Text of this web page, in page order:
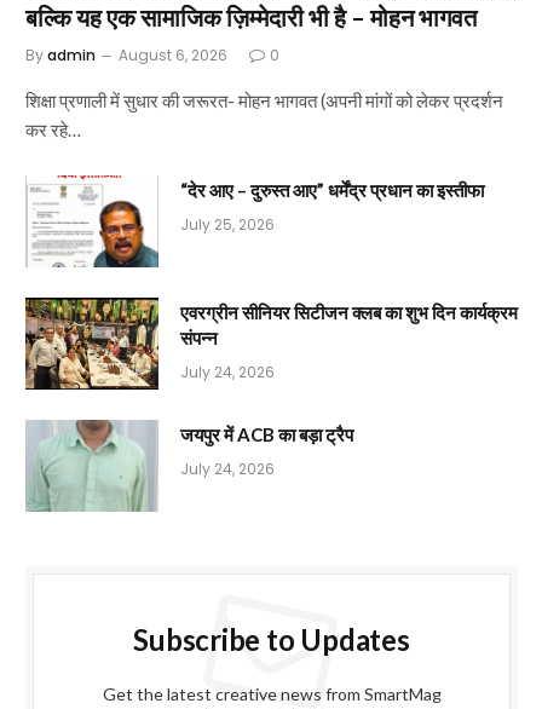
बल्कि यह एक सामाजिक ज़िम्मेदारी भी है – मोहन भागवत
Byadmin August 6, 2026 0
शिक्षा प्रणाली में सुधार की जरूरत- मोहन भागवत (अपनी मांगों को लेकर प्रदर्शन
कर रहे…
“देर आए – दुरुस्त आए” धर्मेंद्र प्रधान का इस्तीफा
July 25, 2026
एवरग्रीन सीनियर सिटीजन क्लब का शुभ दिन कार्यक्रम
संपन्न
July 24, 2026
जयपुर में ACB का बड़ा ट्रैप
July 24, 2026
Subscribe to Updates
Get the latest creative news from SmartMag